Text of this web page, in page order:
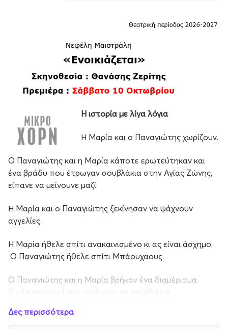
H ιστορία με λίγα λόγια
Η Μαρία και ο Παναγιώτης χωρίζουν.
Ο Παναγιώτης και η Μαρία κάποτε ερωτεύτηκαν και
ένα βράδυ που έτρωγαν σουβλάκια στην Αγίας Ζώνης,
είπανε να μείνουνε μαζί.
Η Μαρία και ο Παναγιώτης ξεκίνησαν να ψάχνουν
αγγελίες.
Η Μαρία ήθελε σπίτι ανακαινισμένο κι ας είναι άσχημο.
Ο Παναγιώτης ήθελε σπίτι Μπάουχαους.
Ο Παναγιώτης και η Μαρία βρήκαν ένα διαμέρισμα
δίπλα από εκεί που τρώγανε τα σουβλάκια.
Η Μαρία και ο Παναγιώτης υπογράψανε ένα συμβόλαιο
Δες περισσότερα